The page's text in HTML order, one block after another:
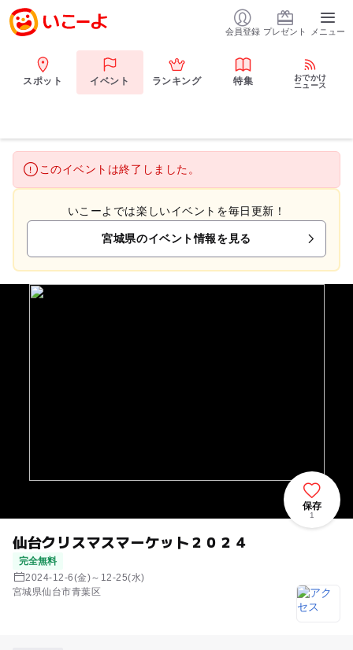
会員登録 プレゼント メニュー
スポット イベント ランキング 特集
おでかけ
ニュース
このイベントは終了しました。
いこーよでは楽しいイベントを毎日更新！
宮城県のイベント情報を見る
仙台クリスマスマーケット２０２４
完全無料
2024-12-6(金)～12-25(水)
宮城県仙台市青葉区
保存
1